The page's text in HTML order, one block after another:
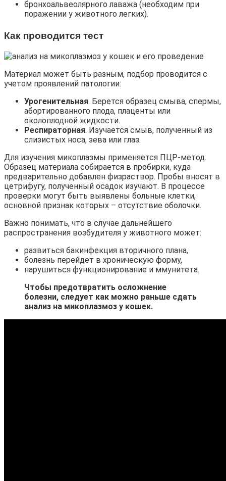
бронхоальвеолярного лаважа (необходим при
поражении у животного легких).
Как проводится тест
Материал может быть разным, подбор проводится с
учетом проявлений патологии:
Урогенительная. Берется образец смыва, спермы,
абортированного плода, плаценты или
околоплодной жидкости.
Респираторная. Изучается смыв, полученный из
слизистых носа, зева или глаз.
Для изучения микоплазмы применяется ПЦР-метод.
Образец материала собирается в пробирки, куда
предварительно добавлен физраствор. Пробы вносят в
цетрифугу, полученный осадок изучают. В процессе
проверки могут быть выявлены больные клетки,
основной признак которых – отсутствие оболочки.
Важно понимать, что в случае дальнейшего
распространения возбудителя у животного может:
развиться бакинфекция вторичного плана,
болезнь перейдет в хроническую форму,
нарушиться функционирование и ммунитета.
Чтобы предотвратить осложнение
болезни, следует как можно раньше сдать
анализ на микоплазмоз у кошек.